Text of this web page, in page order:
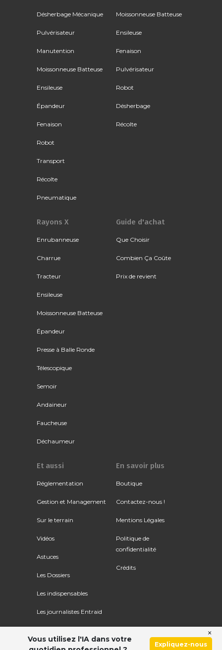
Désherbage Mécanique
Pulvérisateur
Manutention
Moissonneuse Batteuse
Ensileuse
Épandeur
Fenaison
Robot
Transport
Récolte
Pneumatique
Moissonneuse Batteuse
Ensileuse
Fenaison
Pulvérisateur
Robot
Désherbage
Récolte
Rayons X
Enrubanneuse
Charrue
Tracteur
Ensileuse
Moissonneuse Batteuse
Épandeur
Presse à Balle Ronde
Télescopique
Semoir
Andaineur
Faucheuse
Déchaumeur
Guide d'achat
Que Choisir
Combien Ça Coûte
Prix de revient
Et aussi
Réglementation
Gestion et Management
Sur le terrain
Vidéos
Astuces
Les Dossiers
Les indispensables
Les journalistes Entraid
En savoir plus
Boutique
Contactez-nous !
Mentions Légales
Politique de
confidentialité
Crédits
Vous utilisez l'IA dans votre
Expliquez-nous
×